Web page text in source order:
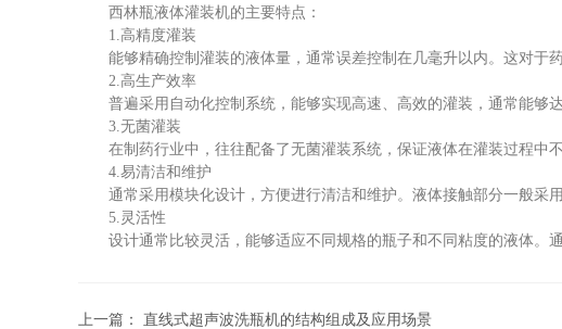
西林瓶液体灌装机的主要特点：
1.高精度灌装
能够精确控制灌装的液体量，通常误差控制在几毫升以内。这对于药
2.高生产效率
普遍采用自动化控制系统，能够实现高速、高效的灌装，通常能够达
3.无菌灌装
在制药行业中，往往配备了无菌灌装系统，保证液体在灌装过程中不
4.易清洁和维护
通常采用模块化设计，方便进行清洁和维护。液体接触部分一般采用
5.灵活性
设计通常比较灵活，能够适应不同规格的瓶子和不同粘度的液体。
上一篇： 直线式超声波洗瓶机的结构组成及应用场景